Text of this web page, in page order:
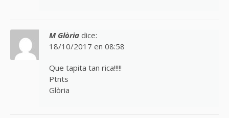
M Glòria dice:
18/10/2017 en 08:58
Que tapita tan rica!!!!!
Ptnts
Glòria